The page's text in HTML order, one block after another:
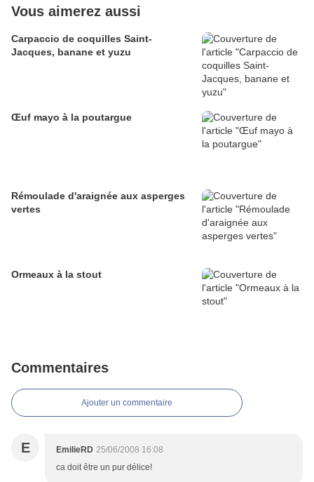
Vous aimerez aussi
Carpaccio de coquilles Saint-
Jacques, banane et yuzu
Œuf mayo à la poutargue
Rémoulade d'araignée aux asperges
vertes
Ormeaux à la stout
Commentaires
Ajouter un commentaire
E EmilieRD 25/06/2008 16:08
ca doit être un pur délice!